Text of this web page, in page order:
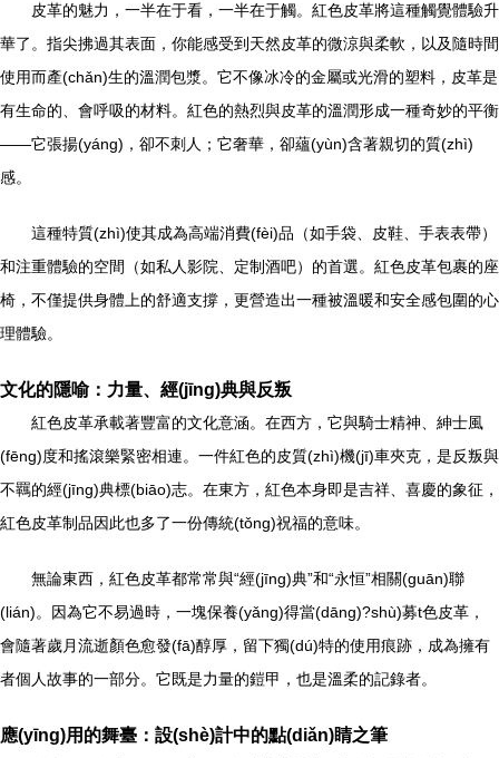
皮革的魅力，一半在于看，一半在于觸。紅色皮革將這種觸覺體驗升
華了。指尖拂過其表面，你能感受到天然皮革的微涼與柔軟，以及隨時間
使用而產(chǎn)生的溫潤包漿。它不像冰冷的金屬或光滑的塑料，皮革是
有生命的、會呼吸的材料。紅色的熱烈與皮革的溫潤形成一種奇妙的平衡
——它張揚(yáng)，卻不刺人；它奢華，卻蘊(yùn)含著親切的質(zhì)
感。
這種特質(zhì)使其成為高端消費(fèi)品（如手袋、皮鞋、手表表帶）
和注重體驗的空間（如私人影院、定制酒吧）的首選。紅色皮革包裹的座
椅，不僅提供身體上的舒適支撐，更營造出一種被溫暖和安全感包圍的心
理體驗。
文化的隱喻：力量、經(jīng)典與反叛
紅色皮革承載著豐富的文化意涵。在西方，它與騎士精神、紳士風
(fēng)度和搖滾樂緊密相連。一件紅色的皮質(zhì)機(jī)車夾克，是反叛與
不羈的經(jīng)典標(biāo)志。在東方，紅色本身即是吉祥、喜慶的象征，
紅色皮革制品因此也多了一份傳統(tǒng)祝福的意味。
無論東西，紅色皮革都常常與“經(jīng)典”和“永恒”相關(guān)聯
(lián)。因為它不易過時，一塊保養(yǎng)得當(dāng)?shù)募t色皮革，
會隨著歲月流逝顏色愈發(fā)醇厚，留下獨(dú)特的使用痕跡，成為擁有
者個人故事的一部分。它既是力量的鎧甲，也是溫柔的記錄者。
應(yīng)用的舞臺：設(shè)計中的點(diǎn)睛之筆